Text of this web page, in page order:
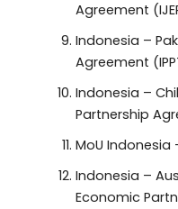
Agreement
Indonesia –
Agreement
Indonesia –
Partnership
MoU Indonesia
Indonesia –
Economic